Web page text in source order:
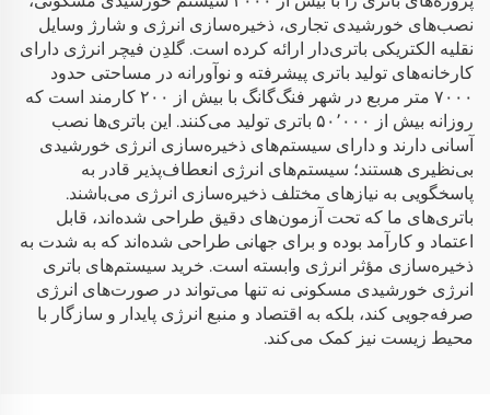
نصب‌های خورشیدی تجاری، ذخیره‌سازی انرژی و شارژ وسایل
نقلیه الکتریکی باتری‌دار ارائه کرده است. گلدِن فیچر انرژی دارای
کارخانه‌های تولید باتری پیشرفته و نوآورانه در مساحتی حدود
۷۰۰۰ متر مربع در شهر فنگ‌گانگ با بیش از ۲۰۰ کارمند است که
روزانه بیش از ۵۰٬۰۰۰ باتری تولید می‌کنند. این باتری‌ها نصب
آسانی دارند و دارای سیستم‌های ذخیره‌سازی انرژی خورشیدی
بی‌نظیری هستند؛ سیستم‌های انرژی انعطاف‌پذیر قادر به
پاسخگویی به نیازهای مختلف ذخیره‌سازی انرژی می‌باشند.
باتری‌های ما که تحت آزمون‌های دقیق طراحی شده‌اند، قابل
اعتماد و کارآمد بوده و برای جهانی طراحی شده‌اند که به شدت به
ذخیره‌سازی مؤثر انرژی وابسته است. خرید سیستم‌های باتری
انرژی خورشیدی مسکونی نه تنها می‌تواند در صورت‌های انرژی
صرفه‌جویی کند، بلکه به اقتصاد و منبع انرژی پایدار و سازگار با
محیط زیست نیز کمک می‌کند.